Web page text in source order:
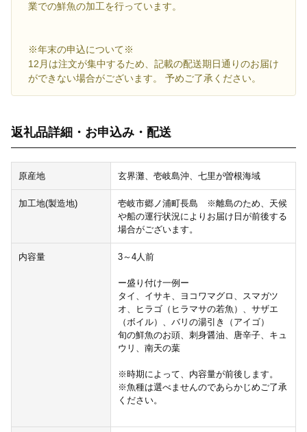
業での鮮魚の加工を行っています。
※年末の申込について※
12月は注文が集中するため、記載の配送期日通りのお届け
ができない場合がございます。 予めご了承ください。
返礼品詳細・お申込み・配送
原産地 玄界灘、壱岐島沖、七里が曽根海域
加工地(製造地)
壱岐市郷ノ浦町長島 ※離島のため、天候
や船の運行状況によりお届け日が前後する
場合がございます。
内容量 3～4人前
ー盛り付け一例ー
タイ、イサキ、ヨコワマグロ、スマガツ
オ、ヒラゴ（ヒラマサの若魚）、サザエ
（ボイル）、バリの湯引き（アイゴ）
旬の鮮魚のお頭、刺身醤油、唐辛子、キュ
ウリ、南天の葉
※時期によって、内容量が前後します。
※魚種は選べませんのであらかじめご了承
ください。